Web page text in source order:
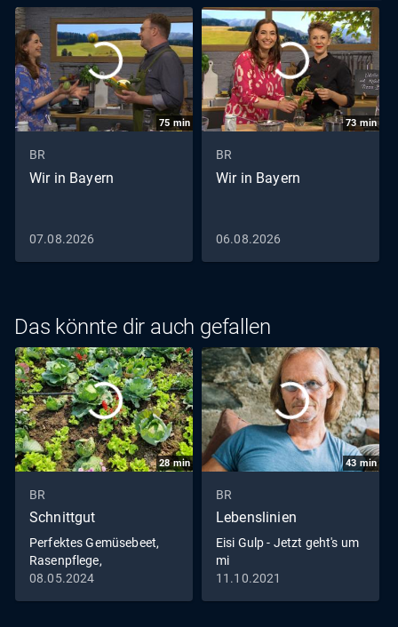
75 min
BR
Wir in Bayern
07.08.2026
73min
BR
Wir in Bayern
06.08.2026
Das könnte dir auch gefallen
28min
BR
Schnittgut
Perfektes Gemüsebeet,
Rasenpflege,
Bodendämpfer
08.05.2024
43 min
BR
Lebenslinien
Eisi Gulp - Jetzt geht's um
mi
11.10.2021